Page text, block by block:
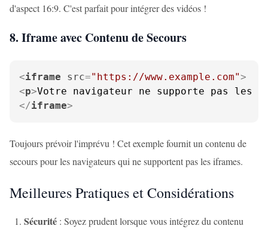
d'aspect 16:9. C'est parfait pour intégrer des vidéos !
8. Iframe avec Contenu de Secours
<iframe src="https://www.example.com">
<p>Votre navigateur ne supporte pas les
</iframe>
Toujours prévoir l'imprévu ! Cet exemple fournit un contenu de
secours pour les navigateurs qui ne supportent pas les iframes.
Meilleures Pratiques et Considérations
Sécurité : Soyez prudent lorsque vous intégrez du contenu